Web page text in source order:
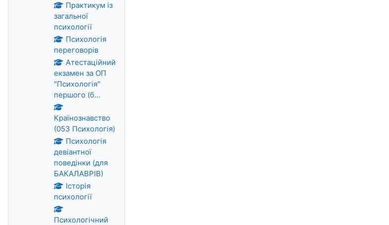
Практикум із
загальної
психології
Психологія
переговорів
Атестаційний
екзамен за ОП
"Психологія"
першого (б...
Країнознавство
(053 Психологія)
Психологія
девіантної
поведінки (для
БАКАЛАВРІВ)
Історія
психології
Психологічний